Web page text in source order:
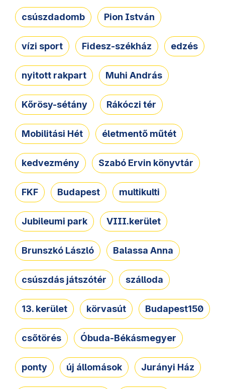
csúszdadomb Pion István
vízi sport Fidesz-székház edzés
nyitott rakpart Muhi András
Kőrösy-sétány Rákóczi tér
Mobilitási Hét életmentő műtét
kedvezmény Szabó Ervin könyvtár
FKF Budapest multikulti
Jubileumi park VIII.kerület
Brunszkó László Balassa Anna
csúszdás játszótér szálloda
13. kerület körvasút Budapest150
csőtörés Óbuda-Békásmegyer
ponty új állomások Jurányi Ház